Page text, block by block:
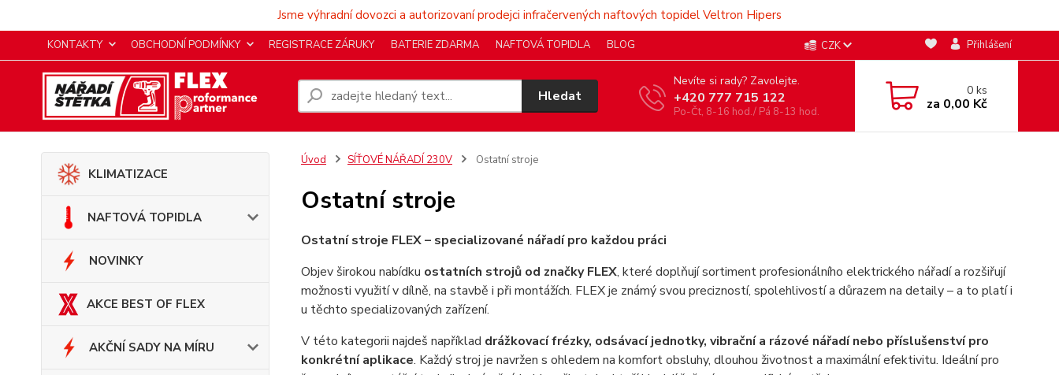
Jsme výhradní dovozci a autorizovaní prodejci infračervených naftových topidel Veltron Hipers
KONTAKTY OBCHODNÍ PODMÍNKY REGISTRACE ZÁRUKY BATERIE ZDARMA NAFTOVÁ TOPIDLA BLOG CZK Přihlášení
Hledat
Nevíte si rady? Zavolejte.
+420 777 715 122
Po-Čt, 8-16 hod./ Pá 8-13 hod.
0ks
za 0,00 Kč
KLIMATIZACE
NAFTOVÁ TOPIDLA
NOVINKY
AKCE BEST OF FLEX
AKČNÍ SADY NA MÍRU
Úvod SÍŤOVÉ NÁŘADÍ 230V Ostatní stroje
Ostatní stroje
Ostatní stroje FLEX – specializované nářadí pro každou práci
Objev širokou nabídku ostatních strojů od značky FLEX, které doplňují sortiment profesionálního elektrického nářadí a rozšiřují
možnosti využití v dílně, na stavbě i při montážích. FLEX je známý svou precizností, spolehlivostí a důrazem na detaily – a to platí i
u těchto specializovaných zařízení.
V této kategorii najdeš například drážkovací frézky, odsávací jednotky, vibrační a rázové nářadí nebo příslušenství pro
konkrétní aplikace. Každý stroj je navržen s ohledem na komfort obsluhy, dlouhou životnost a maximální efektivitu. Ideální pro